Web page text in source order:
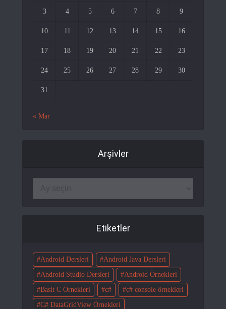
3 4 5 6 7 8 9
10 11 12 13 14 15 16
17 18 19 20 21 22 23
24 25 26 27 28 29 30
31
« Mar
Arşivler
Etiketler
Android Dersleri
Android Java Dersleri
Android Studio Dersleri
Android Örnekleri
Basit C Örnekleri
c#
c# console örnekleri
C# DataGridView Örnekleri